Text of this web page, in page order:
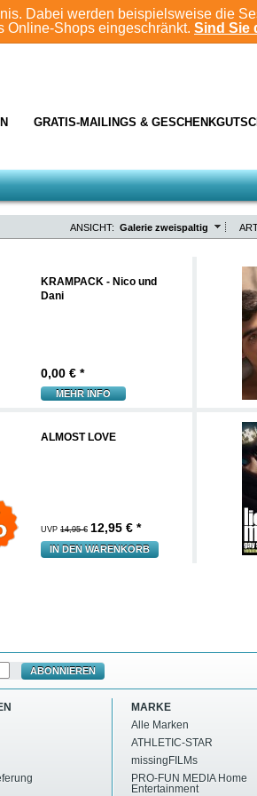
Dabei werden beispielsweise die
Online-Shops eingeschränkt. Sind Sie
GRATIS-MAILINGS &
ANSICHT: Galerie zweispaltig
KRAMPACK - Nico und
Dani
0,00 € *
MEHR INFO
ALMOST LOVE
UVP 14,95 € 12,95 € *
IN DEN WARENKORB
ABONNIEREN
MARKE
Alle Marken
ATHLETIC-STAR
missingFILMs
PRO-FUN MEDIA Home
Entertainment